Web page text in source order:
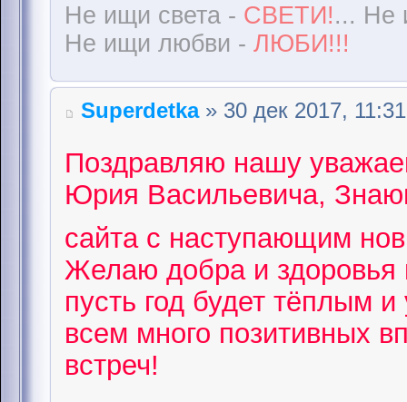
Не ищи света - СВЕТИ!... Не
Не ищи любви - ЛЮБИ!!!
Superdetka» 30 дек 2017, 11:31
Поздравляю нашу
Юрия Васильевича,
сайта с наступающим
Желаю добра и
пусть год будет тёплым
всем много позитивных
встреч!